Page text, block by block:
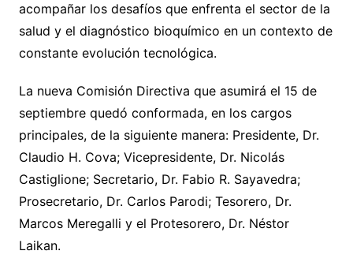
acompañar los desafíos que enfrenta el sector de la
salud y el diagnóstico bioquímico en un contexto de
constante evolución tecnológica.
La nueva Comisión Directiva que asumirá el 15 de
septiembre quedó conformada, en los cargos
principales, de la siguiente manera: Presidente, Dr.
Claudio H. Cova; Vicepresidente, Dr. Nicolás
Castiglione; Secretario, Dr. Fabio R. Sayavedra;
Prosecretario, Dr. Carlos Parodi; Tesorero, Dr.
Marcos Meregalli y el Protesorero, Dr. Néstor
Laikan.